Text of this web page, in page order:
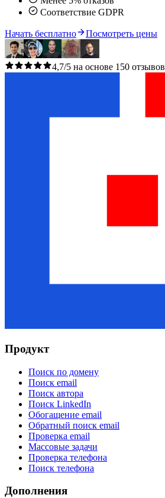
Соответствие GDPR
Начать бесплатно Посмотреть цены
4,7/5 на основе 150 отзывов
Продукт
Поиск по домену
Поиск email
Поиск автора
Поиск LinkedIn
Обогащение email
Обратный поиск email
Проверка email
Массовые задачи
Проверка телефона
Поиск телефона
Дополнения